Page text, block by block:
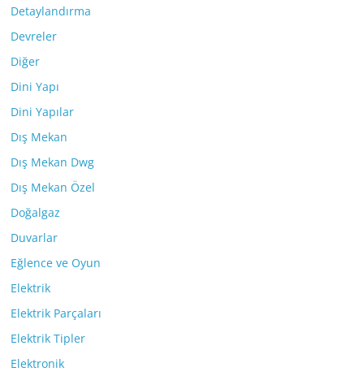
Detaylandırma
Devreler
Diğer
Dini Yapı
Dini Yapılar
Dış Mekan
Dış Mekan Dwg
Dış Mekan Özel
Doğalgaz
Duvarlar
Eğlence ve Oyun
Elektrik
Elektrik Parçaları
Elektrik Tipler
Elektronik